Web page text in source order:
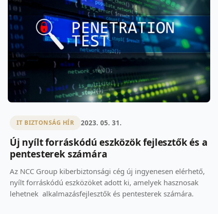
IT BIZTONSÁG HÍR 2023. 05. 31.
Új nyílt forráskódú eszközök fejlesztők és a
pentesterek számára
Az NCC Group kiberbiztonsági cég új ingyenesen elérhető,
nyílt forráskódú eszközöket adott ki, amelyek hasznosak
lehetnek alkalmazásfejlesztők és pentesterek számára.